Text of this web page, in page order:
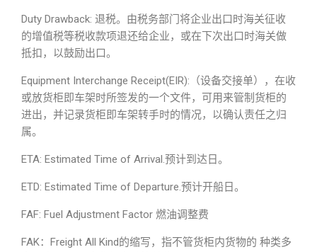
Duty Drawback: 退税。由税务部门将企业出口时海关征收
的增值税等税收款项退还给企业，或在下次出口时海关做
抵扣，以鼓励出口。
Equipment Interchange Receipt(EIR):（设备交接单），在收
或放货柜即车架时所签发的一个文件，可用来管制货柜的
进出，并记录货柜即车架转手时的情况，以确认责任之归
属。
ETA: Estimated Time of Arrival.预计到达日。
ETD: Estimated Time of Departure.预计开船日。
FAF: Fuel Adjustment Factor 燃油调整费
FAK：Freight All Kind的缩写，指不管货柜内货物的 种类多